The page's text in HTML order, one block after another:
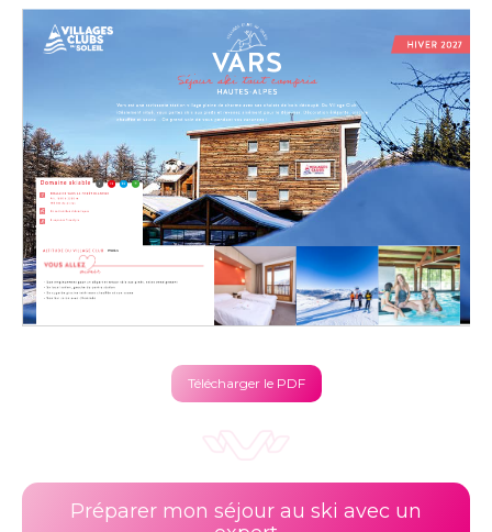
Télécharger le PDF
Préparer mon séjour au ski avec un